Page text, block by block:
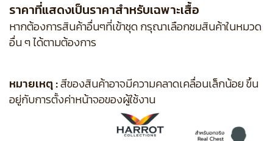
ราคาที่แสดงเป็นราคาสำหรับเฉพาะเสื้อ
หากต้องการสินค้าอื่นๆที่เข้าชุด กรุณาเลือกชมสินค้าในหมวด
อื่น ๆ ได้ตามต้องการ
หมายเหตุ :สีของสินค้าอาจมีความคลาดเคลื่อนเล็กน้อย ขึ้น
อยู่กับการตั้งค่าหน้าจอของผู้ใช้งาน